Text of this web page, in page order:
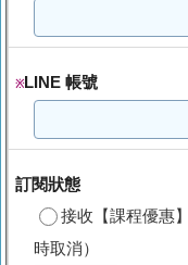
※LINE 帳號
訂閱狀態
接收【課程優惠
時取消）